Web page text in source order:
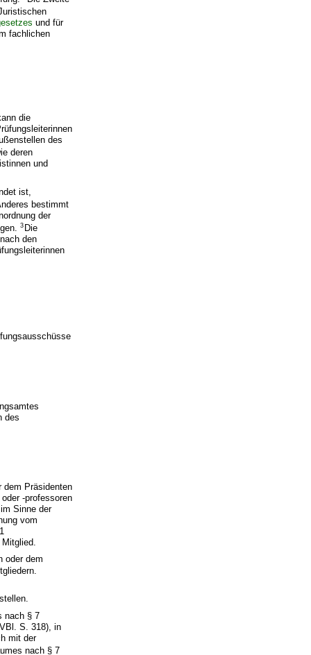
und für
fachlichen
die
des
deren
und
ist,
bestimmt
der
3 Die
den
des
dem Präsidenten
-professoren
Sinne der
vom
oder dem
nach § 7
S. 318), in
mit der
nach § 7